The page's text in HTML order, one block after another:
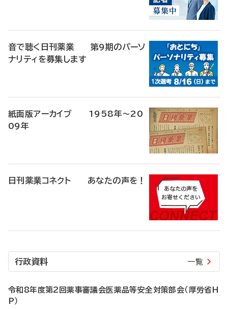
音で聴く日刊薬業 第9期のパーソ
ナリティを募集します
紙面版アーカイブ 1958年～20
09年
日刊薬業コネクト あなたの声を！
行政資料 一覧
令和8年度第2回薬事審議会医薬品等安全対策部会（厚労省H
P）